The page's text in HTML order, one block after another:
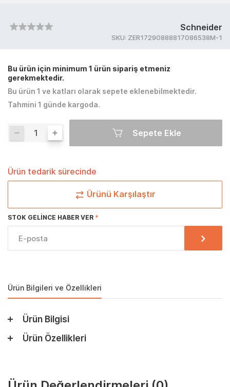
Schneider
SKU: ZER17290888817086538M-1
Bu ürün için minimum 1 ürün sipariş etmeniz
gerekmektedir.
Bu ürün 1 ve katları olarak sepete eklenebilmektedir.
Tahmini 1 günde kargoda.
Sepete Ekle
Ürün tedarik sürecinde
Ürünü Karşılaştır
STOK GELINCE HABER VER
Ürün Bilgileri ve Özellikleri
Ürün Bilgisi
Ürün Özellikleri